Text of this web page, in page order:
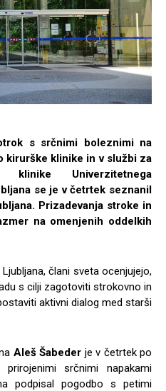
s srčnimi boleznimi na
kirurške klinike in v službi za
klinike Univerzitetnega
se je v četrtek seznanil
Prizadevanja stroke in
na omenjenih oddelkih
člani sveta ocenjujejo,
s cilji zagotoviti strokovno in
aktivni dialog med starši
Aleš Šabeder je v četrtek po
srčnimi napakami
podpisal pogodbo s petimi